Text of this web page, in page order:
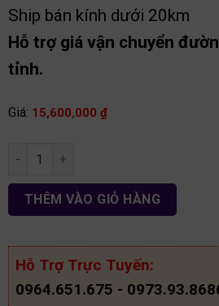
Ship bán kính dưới 20km
Hỗ trợ giá vận chuyển
tỉnh.
Giá: 15,600,000 ₫
Bộ phòng ngủ hiện đại gỗ MDF CB01
THÊM VÀO GIỎ HÀNG
Hỗ Trợ Trực Tuyến:
0964.651.675 -